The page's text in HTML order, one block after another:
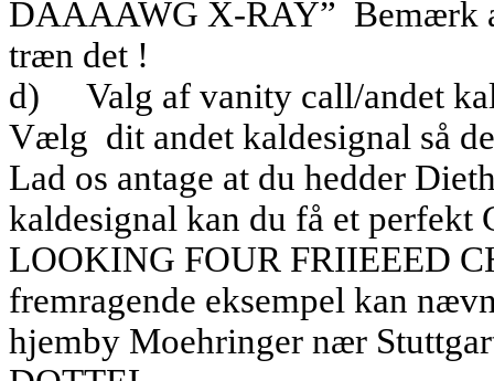
DAAAAWG X-RAY” Bemærk
træn det !
d)
Valg af vanity call/andet
Vælg dit andet kaldesignal så
Lad os antage at du hedder
kaldesignal kan du få et
LOOKING FOUR FRIIEEED
fremragende eksempel kan
hjemby Moehringer nær